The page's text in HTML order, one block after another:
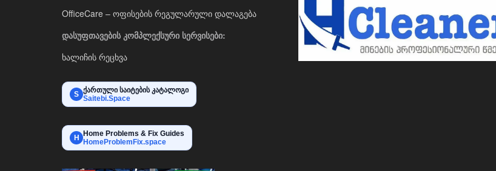
OfficeCare – ოფისების რეგულარული დალაგება
დასუფთავების კომპლექსური სერვისები:
ხალიჩის რეცხვა
S ქართული საიტების კატალოგი
Saitebi.Space
H
Home Problems & Fix Guides
HomeProblemFix.space